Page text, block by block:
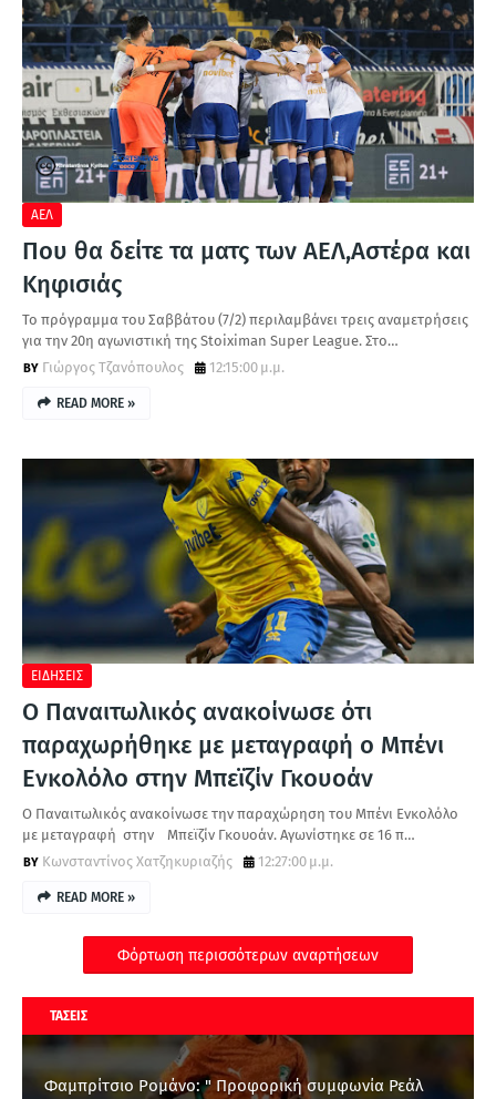
ΑΕΛ
Που θα δείτε τα ματς των ΑΕΛ,Αστέρα και
Κηφισιάς
Το πρόγραμμα του Σαββάτου (7/2) περιλαμβάνει τρεις αναμετρήσεις
για την 20η αγωνιστική της Stoiximan Super League. Στο…
Γιώργος Τζανόπουλος
12:15:00 μ.μ.
READ MORE »
ΕΙΔΗΣΕΙΣ
Ο Παναιτωλικός ανακοίνωσε ότι
παραχωρήθηκε με μεταγραφή ο Μπένι
Ενκολόλο στην Μπεϊζίν Γκουοάν
O Παναιτωλικός ανακοίνωσε την παραχώρηση του Μπένι Ενκολόλο
με μεταγραφή στην Μπεϊζίν Γκουοάν. Αγωνίστηκε σε 16 π…
Κωνσταντίνος Χατζηκυριαζής
12:27:00 μ.μ.
READ MORE »
Φόρτωση περισσότερων αναρτήσεων
ΤΑΣΕΙΣ
Φαμπρίτσιο Ρομάνο: " Προφορική συμφωνία Ρεάλ